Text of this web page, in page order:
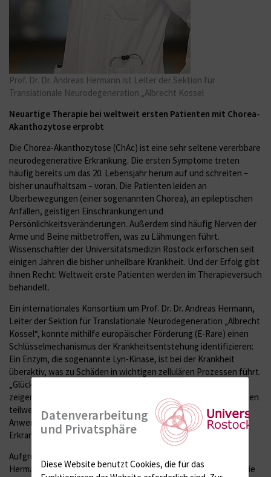
Prof. Dr. Dr. Andreas Hermann ist Leiter der Sektion für
Translationale Neurodegeneration „Albrecht Kossel
Neuartige Therapie bei weltweit ersten Patienten mit Chorea-
Akanthozytose erprobt
Die Chorea-Akanthozytose (ChAc) ist eine sehr seltene vererbbare
neurodegenerative Erkrankung. Die ersten Symptome treten
häufig bereits um das 20. Lebensjahr herum auf und schreiten –
bisher unaufhaltsam – voran. Die Patienten leiden an
Überbewegungen (einer sogenannten Chorea), an epileptischen
Anfällen, geistigen Einschränkungen und
Persönlichkeitsveränderungen. Außerdem sind häufig Nerven der
Arme und Beine mitbetroffen, was zu Lähmungen führt.
Wissenschaftler der Universitätsmedizin Rostock erforschen seit
einigen Jahren die bisher unheilbare Krankheit. Und der Erfolg gibt
ihnen Recht: Weltweit erste Patienten werden im Therapieversuch
behandelt.
Ein internationales Konsortium um Prof. Dr. Dr. Andreas Hermann,
Leiter der Sektion für Translationale Neurodegeneration „Albrecht
Kossel“, konnte mithilfe europäischer Förderung (E-Rare) einen
Schlüsselmechanismus der Krankheitsentstehung identifizieren:
Ein Enzym, die sogenannte Lyn-Kinase, ist bei der Krankheit
überaktiv, was zu Schäden in wichtigen zellulären Prozessen führt.
„Glücklicherweise konnten wir in unseren Zellmodellen auch
zeigen, dass die Unterdrückung der Enzymaktivität diese Schäden
teilweise wieder ausgleichen kann“, sagt Hermann. Zur
Anwendung kamen Medikamente, die bereits für onkologische
Erkrankungen im klinischen Alltag erprobt sind.
Aufgrund dieser vielversprechenden Erkenntnisse setzten sich
Hermann und sein Team das ehrgeizige Ziel, möglichst schnell die
Datenverarbeitung
und Privatsphäre
Diese Website benutzt Cookies, die für das